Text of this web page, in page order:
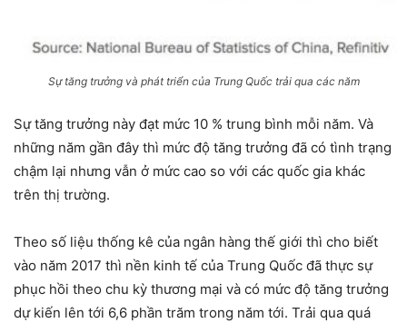
Sự tăng trưởng và phát triển của Trung Quốc trải qua các năm
Sự tăng trưởng này đạt mức 10 % trung bình mỗi năm. Và
những năm gần đây thì mức độ tăng trưởng đã có tình trạng
chậm lại nhưng vẫn ở mức cao so với các quốc gia khác
trên thị trường.
Theo số liệu thống kê của ngân hàng thế giới thì cho biết
vào năm 2017 thì nền kinh tế của Trung Quốc đã thực sự
phục hồi theo chu kỳ thương mại và có mức độ tăng trưởng
dự kiến lên tới 6,6 phần trăm trong năm tới. Trải qua quá